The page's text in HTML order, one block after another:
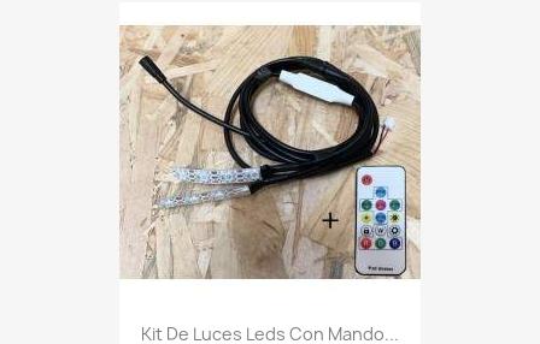
Kit De Luces Leds Con Mando...